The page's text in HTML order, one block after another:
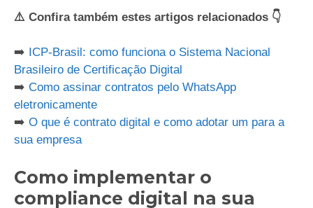
⚠️ Confira também estes artigos relacionados 👇
➡️ ICP-Brasil: como funciona o Sistema Nacional
Brasileiro de Certificação Digital
➡️ Como assinar contratos pelo WhatsApp
eletronicamente
➡️ O que é contrato digital e como adotar um para a
sua empresa
Como implementar o
compliance digital na sua